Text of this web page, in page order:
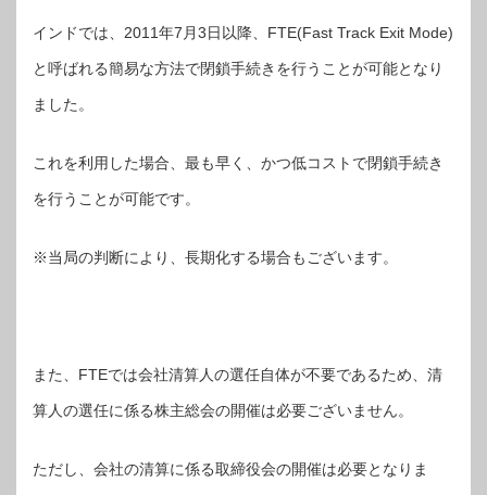
インドでは、2011年7月3日以降、FTE(Fast Track Exit Mode)
と呼ばれる簡易な方法で閉鎖手続きを行うことが可能となり
ました。
これを利用した場合、最も早く、かつ低コストで閉鎖手続き
を行うことが可能です。
※当局の判断により、長期化する場合もございます。
また、FTEでは会社清算人の選任自体が不要であるため、清
算人の選任に係る株主総会の開催は必要ございません。
ただし、会社の清算に係る取締役会の開催は必要となりま